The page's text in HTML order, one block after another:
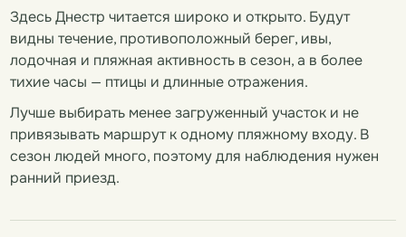
Здесь Днестр читается широко и открыто. Будут
видны течение, противоположный берег, ивы,
лодочная и пляжная активность в сезон, а в более
тихие часы — птицы и длинные отражения.
Лучше выбирать менее загруженный участок и не
привязывать маршрут к одному пляжному входу. В
сезон людей много, поэтому для наблюдения нужен
ранний приезд.